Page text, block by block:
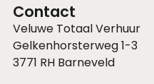
Contact
Veluwe Totaal Verhuur
Gelkenhorsterweg 1-3
3771 RH Barneveld